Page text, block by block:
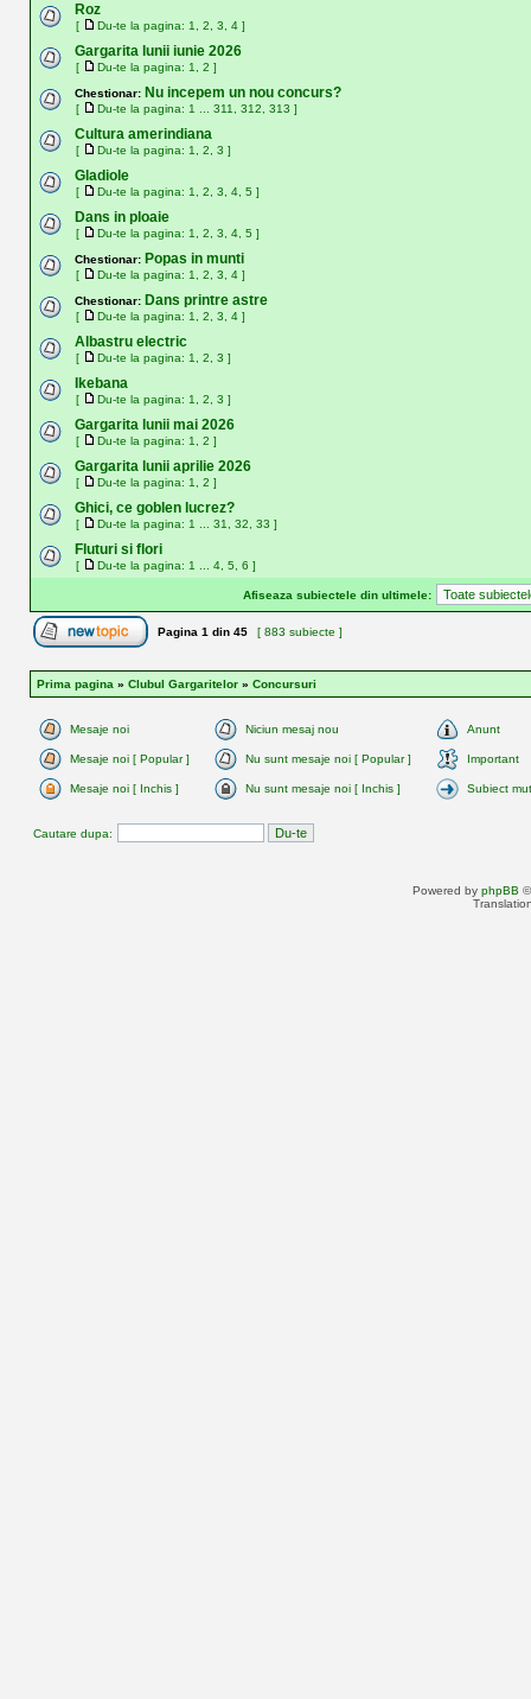
Roz
[ Du-te la pagina: 1 2 3 4 ]
Gargarita lunii iunie 2026
[ Du-te la pagina: 1 2 ]
Chestionar: Nu incepem un nou concurs?
[ Du-te la pagina: 1 311 312 313 ]
Cultura amerindiana
[ Du-te la pagina: 1 2 3 ]
Gladiole
[ Du-te la pagina: 1 2 3 4 5 ]
Dans in ploaie
[ Du-te la pagina: 1 2 3 4 5 ]
Chestionar: Popas in munti
[ Du-te la pagina: 1 2 3 4 ]
Chestionar: Dans printre astre
[ Du-te la pagina: 1 2 3 4 ]
Albastru electric
[ Du-te la pagina: 1 2 3 ]
Ikebana
[ Du-te la pagina: 1 2 3 ]
Gargarita lunii mai 2026
[ Du-te la pagina: 1 2 ]
Gargarita lunii aprilie 2026
[ Du-te la pagina: 1 2 ]
Ghici, ce goblen lucrez?
[ Du-te la pagina: 1 31 32 33 ]
Fluturi si flori
[ Du-te la pagina: 1 4 5 6 ]
Afiseaza subiectele din ultimele:
Pagina 1 din 45 [ 883 subiecte ]
Prima pagina » Clubul Gargaritelor » Concursuri
Mesaje noi Niciun mesaj nou Anunt
Mesaje noi [ Popular ] Nu sunt mesaje noi [ Popular ] Important
Mesaje noi [ Inchis ] Nu sunt mesaje noi [ Inchis ] Subiect
Cautare dupa:
Powered by phpBB